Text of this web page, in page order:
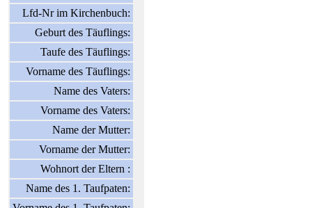
Lfd-Nr im Kirchenbuch:
Geburt des Täuflings:
Taufe des Täuflings:
Vorname des Täuflings:
Name des Vaters:
Vorname des Vaters:
Name der Mutter:
Vorname der Mutter:
Wohnort der Eltern :
Name des 1. Taufpaten: